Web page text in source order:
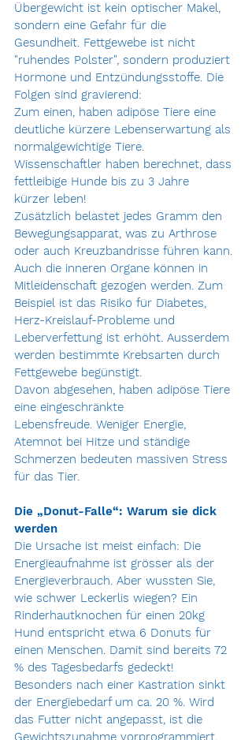
Übergewicht ist kein optischer Makel,
sondern eine Gefahr für die
Gesundheit. Fettgewebe ist nicht
"ruhendes Polster", sondern produziert
Hormone und Entzündungsstoffe. Die
Folgen sind gravierend:
Zum einen, haben adipöse Tiere eine
deutliche kürzere Lebenserwartung als
normalgewichtige Tiere.
Wissenschaftler haben berechnet, dass
fettleibige Hunde bis zu 3 Jahre
kürzer leben!
Zusätzlich belastet jedes Gramm den
Bewegungsapparat, was zu Arthrose
oder auch Kreuzbandrisse führen kann.
Auch die inneren Organe können in
Mitleidenschaft gezogen werden. Zum
Beispiel ist das Risiko für Diabetes,
Herz-Kreislauf-Probleme und
Leberverfettung ist erhöht. Ausserdem
werden bestimmte Krebsarten durch
Fettgewebe begünstigt.
Davon abgesehen, haben adipöse Tiere
eine eingeschränkte
Lebensfreude. Weniger Energie,
Atemnot bei Hitze und ständige
Schmerzen bedeuten massiven Stress
für das Tier.
Die „Donut-Falle“: Warum sie dick
werden
Die Ursache ist meist einfach: Die
Energieaufnahme ist grösser als der
Energieverbrauch. Aber wussten Sie,
wie schwer Leckerlis wiegen? Ein
Rinderhautknochen für einen 20kg
Hund entspricht etwa 6 Donuts für
einen Menschen. Damit sind bereits 72
% des Tagesbedarfs gedeckt!
Besonders nach einer Kastration sinkt
der Energiebedarf um ca. 20 %. Wird
das Futter nicht angepasst, ist die